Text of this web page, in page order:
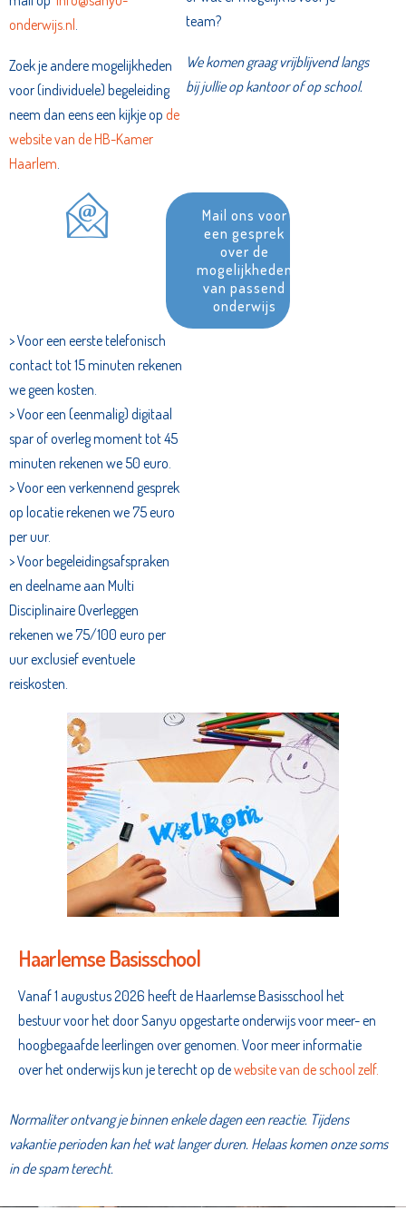
onderwijs.nl
Zoek je andere mogelijkheden
voor (individuele) begeleiding
neem dan eens een kijkje op de
website van de HB-Kamer
Haarlem
team?
We komen graag vrijblijvend langs
bij jullie op kantoor of op school.
Mail ons voor
een gesprek
over de
mogelijkheden
van passend
onderwijs
> Voor een eerste telefonisch
contact tot 15 minuten rekenen
we geen kosten.
> Voor een (eenmalig) digitaal
spar of overleg moment tot 45
minuten rekenen we 50 euro.
> Voor een verkennend gesprek
op locatie rekenen we 75 euro
per uur.
> Voor begeleidingsafspraken
en deelname aan Multi
Disciplinaire Overleggen
rekenen we 75/100 euro per
uur exclusief eventuele
reiskosten.
Haarlemse Basisschool
Vanaf 1 augustus 2026 heeft de Haarlemse Basisschool het
bestuur voor het door Sanyu opgestarte onderwijs voor meer- en
hoogbegaafde leerlingen over genomen. Voor meer informatie
over het onderwijs kun je terecht op dewebsite van de school zelf.
Normaliter ontvang je binnen enkele dagen een reactie. Tijdens
vakantie perioden kan het wat langer duren. Helaas komen onze soms
in de spam terecht.